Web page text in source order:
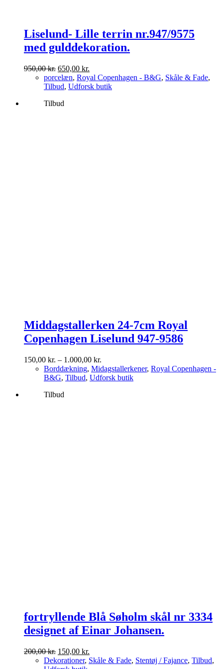
Liselund- Lille terrin nr.947/9575
med gulddekoration.
950,00kr. Den
oprindelige
pris
950,00 kr..
650,00 kr.
aktuelle
pris
porcelæn, Royal Copenhagen - B&G, Skåle & Fade,
Tilbud, Udforsk butik
Tilbud
Middagstallerken 24-7cm Royal
Copenhagen Liselund 947-9586
150,00 kr. – 1.000,00 kr.
150,00 kr.
til
Borddækning, Midagstallerkener, Royal Copenhagen -
B&G, Tilbud, Udforsk butik
Tilbud
fortryllende Blå Søholm skål nr 3334
designet af Einar Johansen.
200,00kr. Den
oprindelige
150,00 kr.
aktuelle
Dekorationer, Skåle & Fade, Stentøj / Fajance, Tilbud,